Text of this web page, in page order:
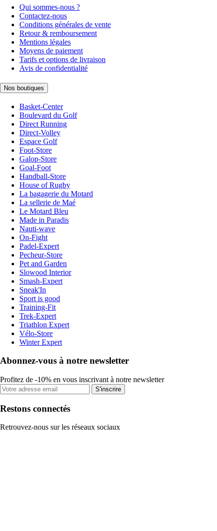
Qui sommes-nous ?
Contactez-nous
Conditions générales de vente
Retour & remboursement
Mentions légales
Moyens de paiement
Tarifs et options de livraison
Avis de confidentialité
Nos boutiques
Basket-Center
Boulevard du Golf
Direct Running
Direct-Volley
Espace Golf
Foot-Store
Galop-Store
Goal-Foot
Handball-Store
House of Rugby
La bagagerie du Motard
La sellerie de Maé
Le Motard Bleu
Made in Paradis
Nauti-wave
On-Fight
Padel-Expert
Pecheur-Store
Pet and Garden
Slowood Interior
Smash-Expert
Sneak'In
Sport is good
Training-Fit
Trek-Expert
Triathlon Expert
Vélo-Store
Winter Expert
Abonnez-vous à notre newsletter
Profitez de -10% en vous inscrivant à notre newsletter
S'inscrire
Restons connectés
Retrouvez-nous sur les réseaux sociaux